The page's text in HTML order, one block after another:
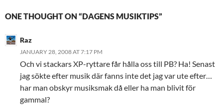
ONE THOUGHT ON “DAGENS MUSIKTIPS”
Raz
JANUARY 28, 2008 AT 7:17 PM
Och vi stackars XP-ryttare får hålla oss till PB? Ha! Senast
jag sökte efter musik där fanns inte det jag var ute efter…
har man obskyr musiksmak då eller ha man blivit för
gammal?